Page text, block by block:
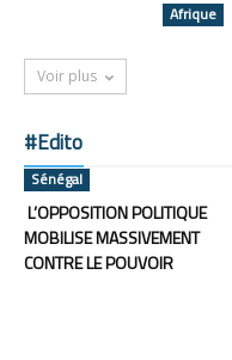
Afrique
Voir plus
#Edito
Sénégal
L’OPPOSITION POLITIQUE
MOBILISE MASSIVEMENT
CONTRE LE POUVOIR